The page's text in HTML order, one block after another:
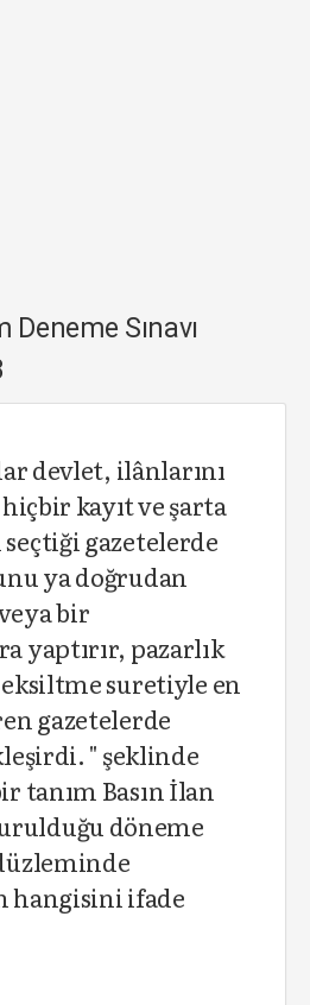
Deneme Sınavı
devlet, ilânlarını
kayıt ve şarta
gazetelerde
ya doğrudan
bir
yaptırır, pazarlık
suretiyle en
gazetelerde
" şeklinde
tanım Basın İlan
döneme
hangisini ifade